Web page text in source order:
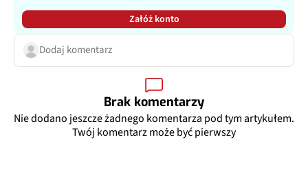
Załóż konto
Dodaj komentarz
Brak komentarzy
Nie dodano jeszcze żadnego komentarza pod tym artykułem.
Twój komentarz może być pierwszy